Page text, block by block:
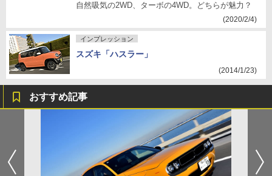
自然吸気の2WD、ターボの4WD。どちらが魅力？
(2020/2/4)
インプレッション
スズキ「ハスラー」
(2014/1/23)
おすすめ記事